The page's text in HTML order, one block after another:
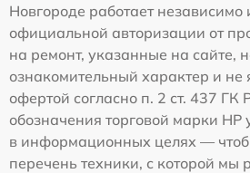
Новгороде работает независимо
официальной авторизации от
на ремонт, указанные на сайте,
ознакомительный характер и не
офертой согласно п. 2 ст. 437
обозначения торговой марки HP
в информационных целях —
перечень техники, с которой мы